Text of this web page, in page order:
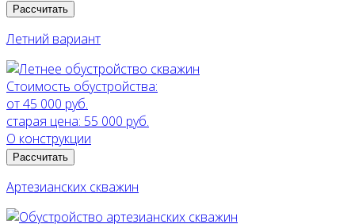
Рассчитать
Летний вариант
Стоимость обустройства:
от 45 000 руб.
старая цена: 55 000 руб.
О конструкции
Рассчитать
Артезианских скважин